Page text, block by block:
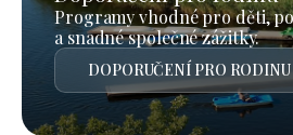
Programy vhodné pro děti,
a snadné společné zážitky.
DOPORUČENÍ PRO RODINU